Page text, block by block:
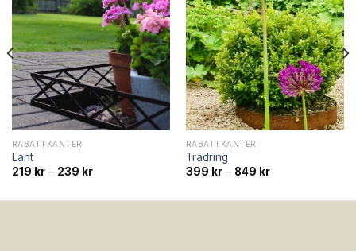
RABATTKANTER
Lant
219 kr – 239 krPrisintervall:
239 kr
RABATTKANTER
Trädring
399 kr – 849 krPrisintervall:
849 kr